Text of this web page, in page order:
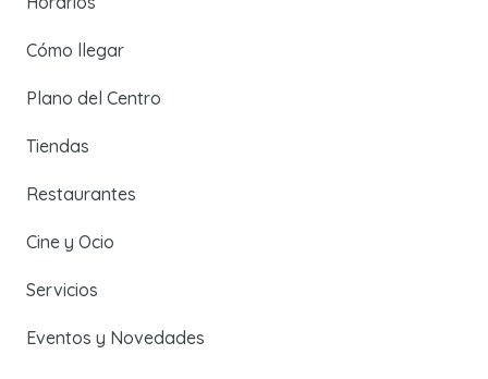
Cómo llegar
Plano del Centro
Tiendas
Restaurantes
Cine y Ocio
Servicios
Eventos y Novedades